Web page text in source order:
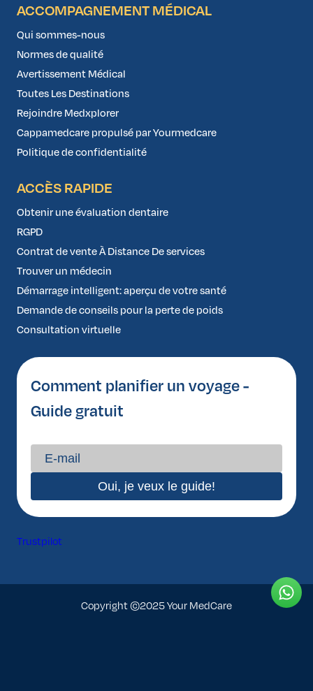
ACCOMPAGNEMENT MÉDICAL
Qui sommes-nous
Normes de qualité
Avertissement Médical
Toutes Les Destinations
Rejoindre Medxplorer
Cappamedcare propulsé par Yourmedcare
Politique de confidentialité
ACCÈS RAPIDE
Obtenir une évaluation dentaire
RGPD
Contrat de vente À Distance De services
Trouver un médecin
Démarrage intelligent: aperçu de votre santé
Demande de conseils pour la perte de poids
Consultation virtuelle
Comment planifier un voyage -
Guide gratuit
Trustpilot
Copyright ©2025 Your MedCare